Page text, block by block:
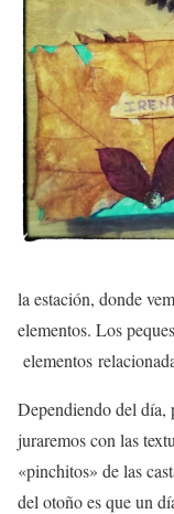
la estación, donde
elementos. Los
elementos
Dependiendo del día,
juraremos con las
«pinchitos» de las
del otoño es que un